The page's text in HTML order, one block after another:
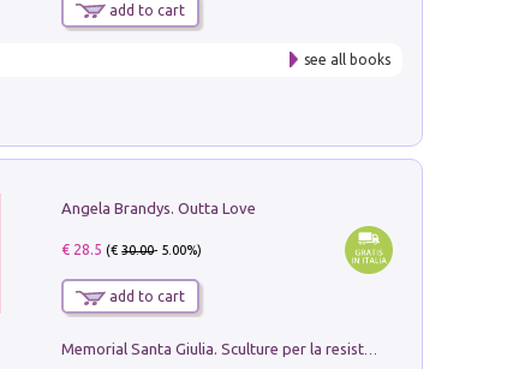
add to cart
see all books
Angela Brandys. Outta Love
€ 28.5 (€30.00- 5.00%)
add to cart